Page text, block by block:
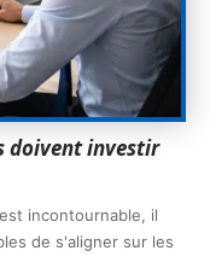
doivent investir
incontournable, il
de s'aligner sur les